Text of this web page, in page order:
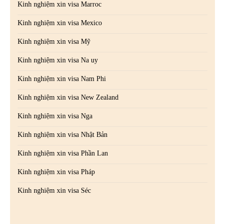
Kinh nghiệm xin visa Marroc
Kinh nghiệm xin visa Mexico
Kinh nghiệm xin visa Mỹ
Kinh nghiệm xin visa Na uy
Kinh nghiệm xin visa Nam Phi
Kinh nghiệm xin visa New Zealand
Kinh nghiệm xin visa Nga
Kinh nghiệm xin visa Nhật Bản
Kinh nghiệm xin visa Phần Lan
Kinh nghiệm xin visa Pháp
Kinh nghiệm xin visa Séc